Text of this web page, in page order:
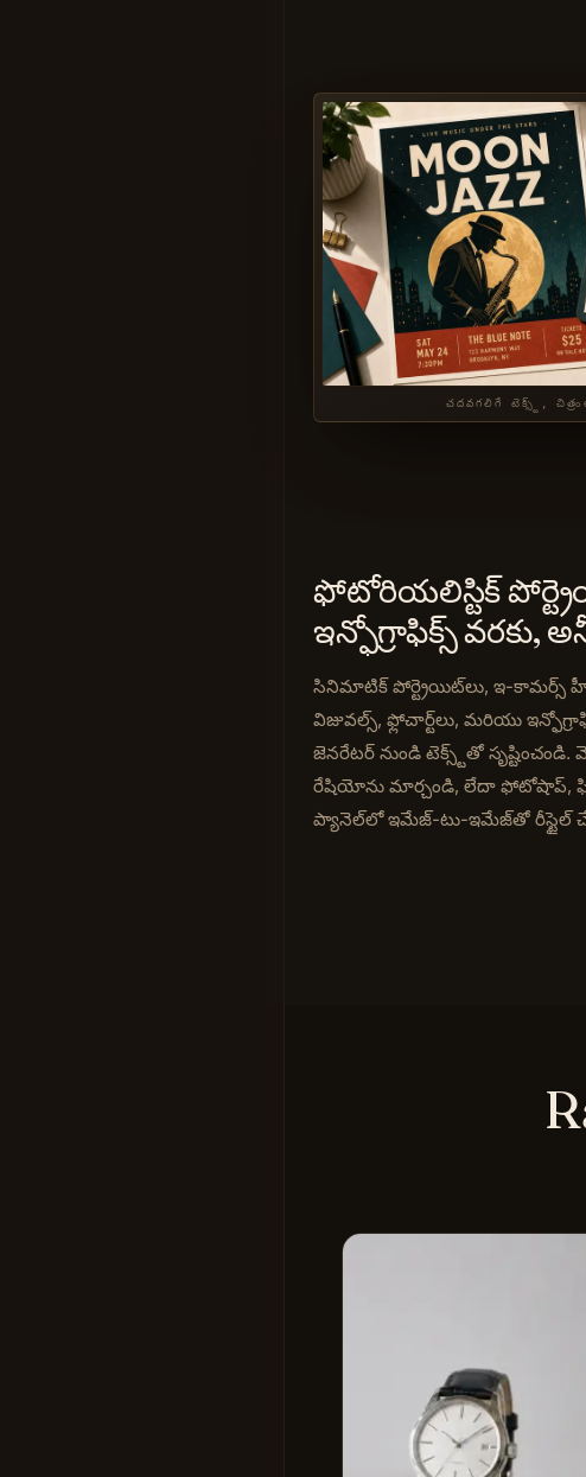
చదవగలిగే టెక్స్ట్,
ఫోటోరియలిస్టిక్
ఇన్ఫోగ్రాఫిక్స్ వరకు,
సినిమాటిక్ పోర్ట్రెయిట్‌లు, ఇ-కామర్స్
విజువల్స్, ఫ్లోచార్ట్‌లు, మరియు
జెనరేటర్ నుండి టెక్స్ట్‌తో
రేషియోను మార్చండి, లేదా ఫోటోషాప్,
ప్యానెల్‌లో ఇమేజ్-టు-ఇమేజ్‌తో రీస్టైల్